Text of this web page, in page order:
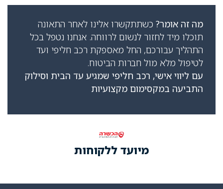
כשתתקשרו אלינו לאחר התאונה
לנשום לרווחה. אנחנו נטפל בכל
החל מאספקת רכב חליפי ועד
מול חברות הביטוח.
רכב חליפי שמגיע עד הבית וסילוק
מקצועיות
מיועד ללקוחות